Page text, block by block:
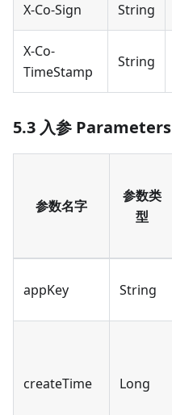
X-Co-Sign String
X-Co-
TimeStamp
String
5.3 入参 Parameters
参数名字
参数类
型
appKey String
createTime Long